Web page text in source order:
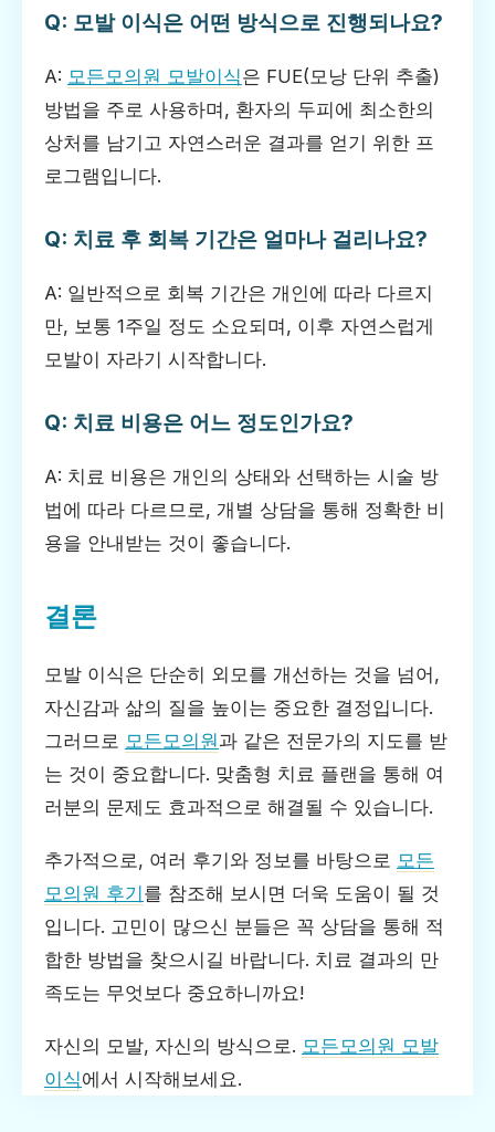
Q: 모발 이식은 어떤 방식으로 진행되나요?
A: 모든모의원 모발이식은 FUE(모낭 단위 추출)
방법을 주로 사용하며, 환자의 두피에 최소한의
상처를 남기고 자연스러운 결과를 얻기 위한 프
로그램입니다.
Q: 치료 후 회복 기간은 얼마나 걸리나요?
A: 일반적으로 회복 기간은 개인에 따라 다르지
만, 보통 1주일 정도 소요되며, 이후 자연스럽게
모발이 자라기 시작합니다.
Q: 치료 비용은 어느 정도인가요?
A: 치료 비용은 개인의 상태와 선택하는 시술 방
법에 따라 다르므로, 개별 상담을 통해 정확한 비
용을 안내받는 것이 좋습니다.
결론
모발 이식은 단순히 외모를 개선하는 것을 넘어,
자신감과 삶의 질을 높이는 중요한 결정입니다.
그러므로 모든모의원과 같은 전문가의 지도를 받
는 것이 중요합니다. 맞춤형 치료 플랜을 통해 여
러분의 문제도 효과적으로 해결될 수 있습니다.
추가적으로, 여러 후기와 정보를 바탕으로 모든
모의원 후기 를 참조해 보시면 더욱 도움이 될 것
입니다. 고민이 많으신 분들은 꼭 상담을 통해 적
합한 방법을 찾으시길 바랍니다. 치료 결과의 만
족도는 무엇보다 중요하니까요!
자신의 모발, 자신의 방식으로. 모든모의원 모발
이식에서 시작해보세요.